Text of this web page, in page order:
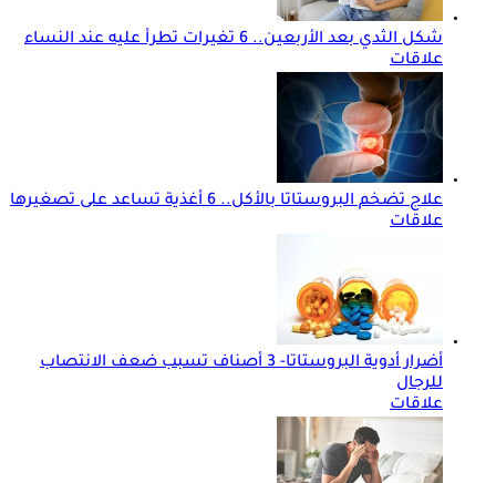
شكل الثدي بعد الأربعين.. 6 تغيرات تطرأ عليه عند النساء
علاقات
علاج تضخم البروستاتا بالأكل.. 6 أغذية تساعد على تصغيرها
علاقات
أضرار أدوية البروستاتا- 3 أصناف تسبب ضعف الانتصاب
للرجال
علاقات